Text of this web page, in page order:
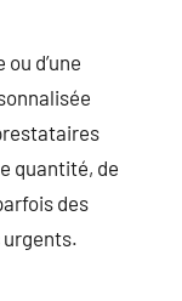
d’une
quantité, de
des
urgents.